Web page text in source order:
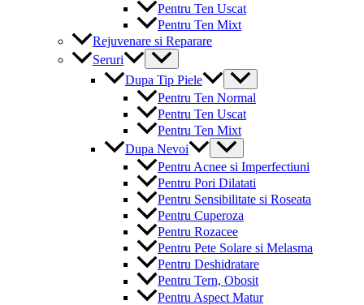
Pentru Ten Uscat
Pentru Ten Mixt
Rejuvenare si Reparare
Seruri
Menu
Toggle
Dupa Tip Piele
Menu
Toggle
Pentru Ten Normal
Pentru Ten Uscat
Pentru Ten Mixt
Dupa Nevoi
Menu
Toggle
Pentru Acnee si Imperfectiuni
Pentru Pori Dilatati
Pentru Sensibilitate si Roseata
Pentru Cuperoza
Pentru Rozacee
Pentru Pete Solare si Melasma
Pentru Deshidratare
Pentru Tern, Obosit
Pentru Aspect Matur